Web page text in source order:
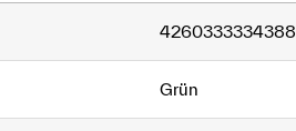
4260333334388
Grün